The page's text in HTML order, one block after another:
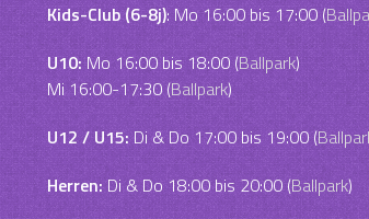
Kids-Club (6-8j): Mo 16:00 bis 17:00 (
U10:Mo 16:00 bis 18:00 (Ballpark)
Mi 16:00-17:30 (Ballpark)
U12 / U15:Di & Do 17:00 bis 19:00 (
Herren:Di & Do 18:00 bis 20:00 (Ballpark)